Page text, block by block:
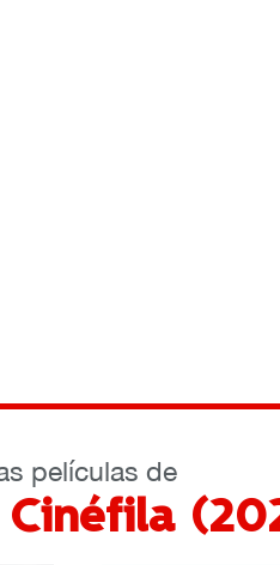
películas de
Cinéfila